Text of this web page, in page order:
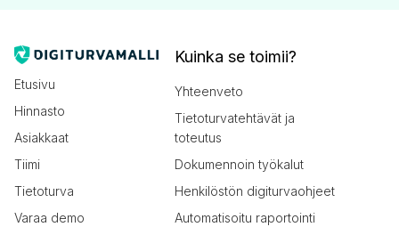
Etusivu
Hinnasto
Asiakkaat
Tiimi
Tietoturva
Varaa demo
Kuinka se toimii?
Yhteenveto
Tietoturvatehtävät ja
toteutus
Dokumennoin työkalut
Henkilöstön digiturvaohjeet
Automatisoitu raportointi